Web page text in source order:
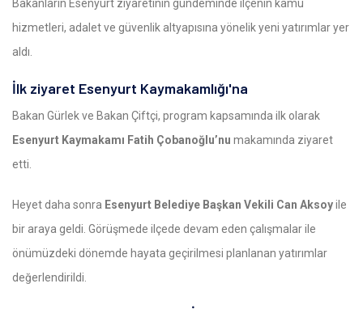
Bakanların Esenyurt ziyaretinin gündeminde ilçenin kamu
hizmetleri, adalet ve güvenlik altyapısına yönelik yeni yatırımlar yer
aldı.
İlk ziyaret Esenyurt Kaymakamlığı'na
Bakan Gürlek ve Bakan Çiftçi, program kapsamında ilk olarak
Esenyurt Kaymakamı Fatih Çobanoğlu’nu makamında ziyaret
etti.
Heyet daha sonra Esenyurt Belediye Başkan Vekili Can Aksoyile
bir araya geldi. Görüşmede ilçede devam eden çalışmalar ile
önümüzdeki dönemde hayata geçirilmesi planlanan yatırımlar
değerlendirildi.